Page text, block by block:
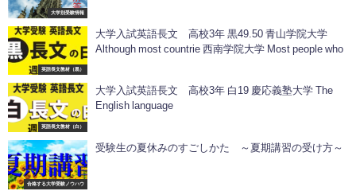
大学別受験情報
英語長文教材（黒）
大学入試英語長文 高校3年 黒49.50 青山学院大学
Although most countrie 西南学院大学 Most people who
英語長文教材（白）
大学入試英語長文 高校3年 白19 慶応義塾大学 The
English language
合格する大学受験ノウハウ
受験生の夏休みのすごしかた ～夏期講習の受け方～